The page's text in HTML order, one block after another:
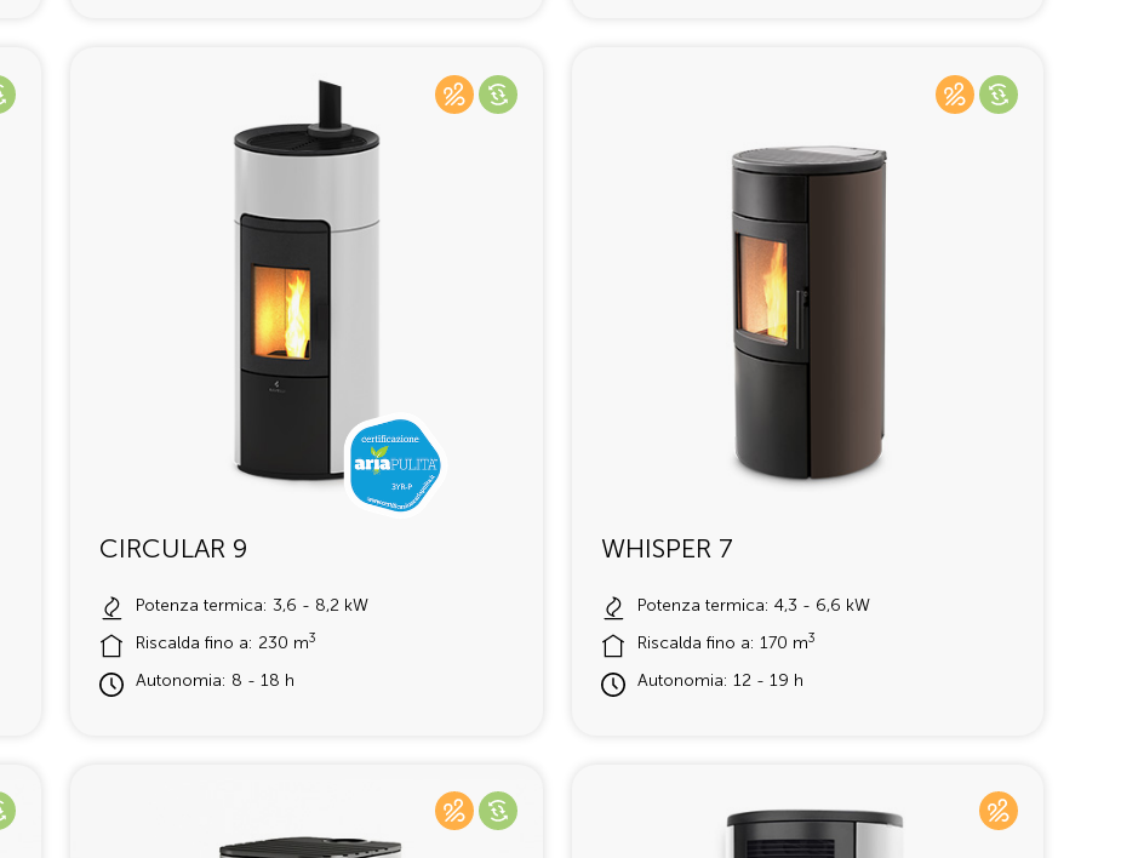
CIRCULAR 9
Potenza termica: 3,6 - 8,2 kW
Riscalda fino a: 230 m3
Autonomia: 8 - 18 h
WHISPER 7
Potenza termica: 4,3 - 6,6 kW
Riscalda fino a: 170 m3
Autonomia: 12 - 19 h